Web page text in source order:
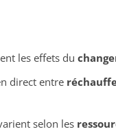
les effets du
direct entre
selon les